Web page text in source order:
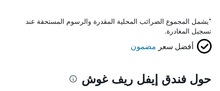
*يشمل المجموع الضرائب المحلية المقدرة والرسوم المستحقة عند
تسجيل المغادرة.
أفضل سعر مضمون
حول فندق إيفل ريف غوش